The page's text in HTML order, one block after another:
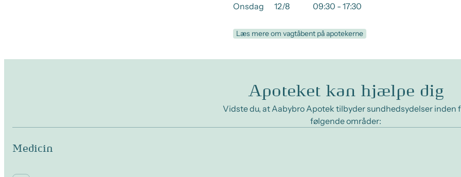
Onsdag
12/8 09:30 - 17:30
Læs mere om vagtåbent på apotekerne
Apoteket kan hjælpe dig
Vidste du, at Aabybro Apotek tilbyder sundhedsydelser inden
følgende områder:
Medicin